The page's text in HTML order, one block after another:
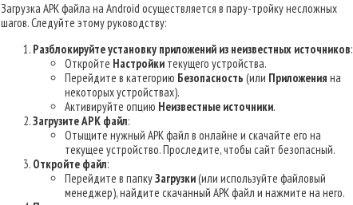
Загрузка APK файла на Android осуществляется в пару-тройку несложных
шагов. Следуйте этому руководству:
Разблокируйте установку приложений из неизвестных источников:
Откройте Настройки текущего устройства.
Перейдите в категорию Безопасность (или Приложения на
некоторых устройствах).
Активируйте опцию Неизвестные источники.
Загрузите APK файл:
Отыщите нужный APK файл в онлайне и скачайте его на
текущее устройство. Проследите, чтобы сайт безопасный.
Откройте файл:
Перейдите в папкуЗагрузки(или используйте файловый
менеджер), найдите скачанный APK файл и нажмите на него.